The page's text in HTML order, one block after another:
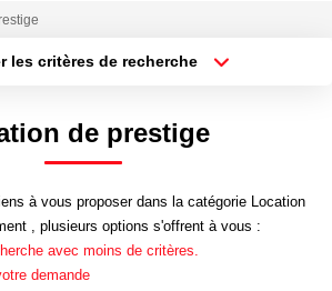
ACHETER
VENDRE
FAIRE GÉRER
NEUF
les critères de recherche
Budget max
Créer une alerte
de prestige
à vous proposer dans la catégorie Location
, plusieurs options s'offrent à vous :
avec moins de critères.
demande